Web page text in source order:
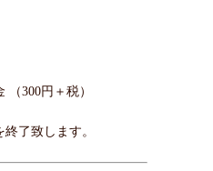
300円＋税）
了致します。